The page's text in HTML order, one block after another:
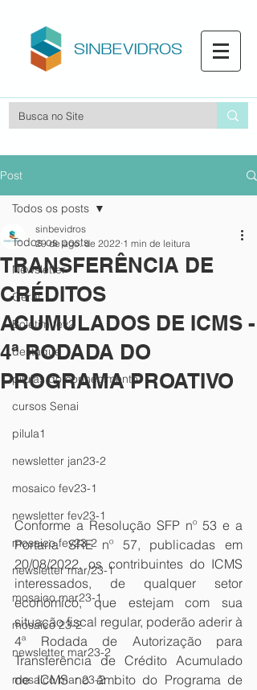
Post
Todos os posts
Newsletter
Geral
Boletim fev2
destaque
pílulas do conhecimento
cursos Senai
pilula1
newsletter jan23-2
mosaico fev23-1
newsletter fev23-1
mosaico fev23-2
newsletter mar/23-1
mosaico mar23-1
mosaico 23-2
newsletter mar23-2
mosaico mar 23-2
Todos os posts
TRANSFERÊNCIA DE
CRÉDITOS
ACUMULADOS DE ICMS -
4ª RODADA DO
PROGRAMA PROATIVO
sinbevidros
29 de ago. de 2022 1 min de leitura
Conforme a Resolução SFP nº 53 e a
Portaria SRE nº 57, publicadas em
20/08/2022, os contribuintes do ICMS
interessados, de qualquer setor
econômico, que estejam com sua
situação fiscal regular, poderão aderir à
4ª Rodada de Autorização para
Transferência de Crédito Acumulado
de ICMS no âmbito do Programa de